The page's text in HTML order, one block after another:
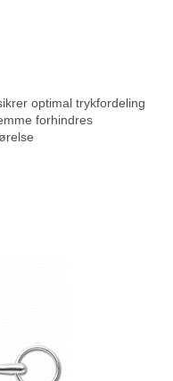
optimal trykfordeling
forhindres